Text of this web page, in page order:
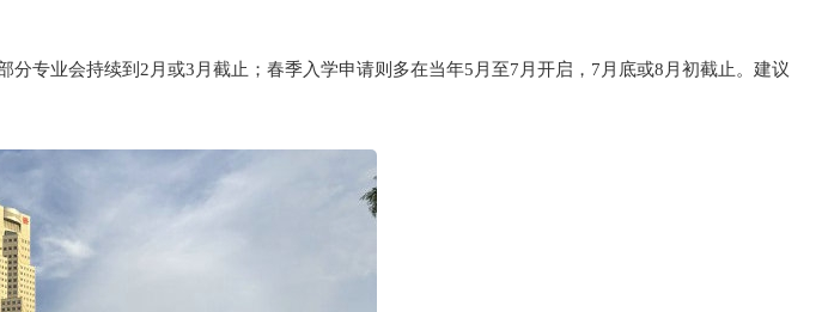
专业会持续到2月或3月截止；春季入学申请则多在当年5月至7月开启，7月底或8月初截止。建议